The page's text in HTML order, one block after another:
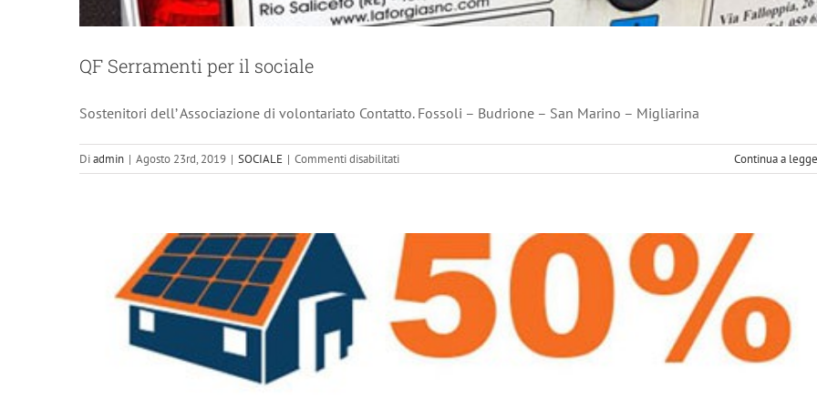
QF Serramenti per il sociale
Sostenitori dell’ Associazione di volontariato Contatto. Fossoli – Budrione – San Marino – Migliarina
Diadmin | Agosto 23rd, 2019 | SOCIALE | Commenti disabilitatisu
QF
il
sociale
Continua a
Detrazioni Fiscali per Infissi e Serramenti